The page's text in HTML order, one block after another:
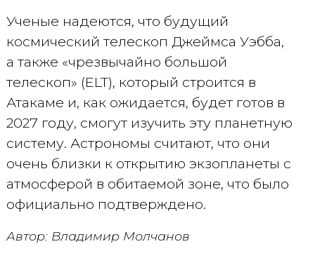
Ученые надеются, что будущий
космический телескоп Джеймса Уэбба,
а также «чрезвычайно большой
телескоп» (ELT), который строится в
Атакаме и, как ожидается, будет готов в
2027 году, смогут изучить эту планетную
систему. Астрономы считают, что они
очень близки к открытию экзопланеты с
атмосферой в обитаемой зоне, что было
официально подтверждено.
Автор: Владимир Молчанов